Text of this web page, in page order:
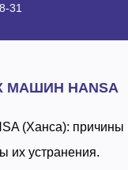
31
МАШИН В
В
HANSA
(Ханса): причины
их устранения.